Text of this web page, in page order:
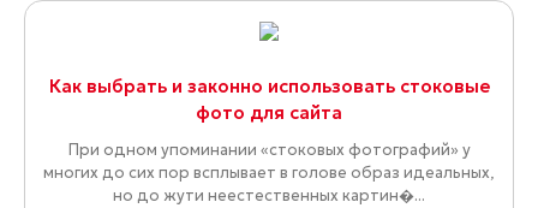
Как выбрать и законно использовать стоковые
фото для сайта
При одном упоминании «стоковых фотографий» у
многих до сих пор всплывает в голове образ идеальных,
но до жути неестественных картин�...